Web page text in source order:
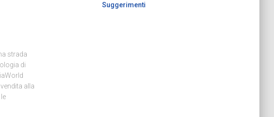
strada
di
alla
Suggerimenti